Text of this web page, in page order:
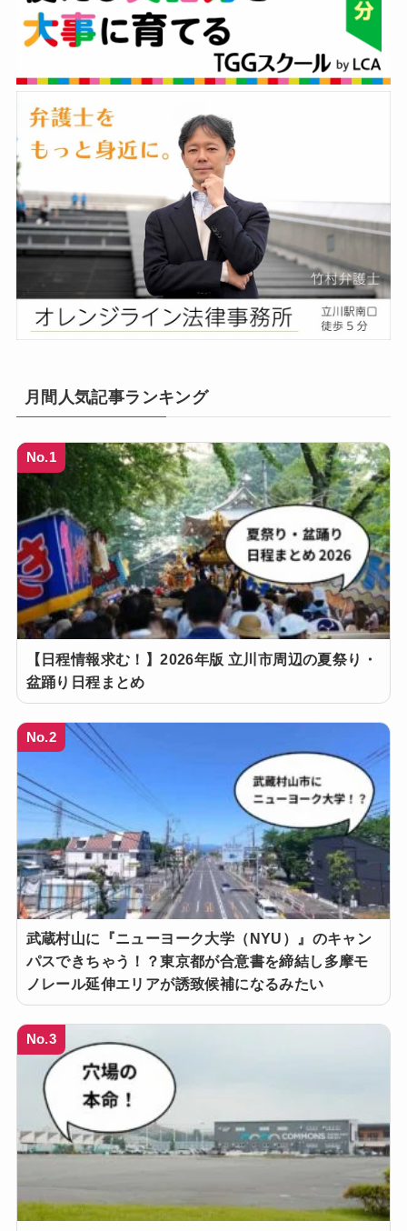
月間人気記事ランキング
No.1
【日程情報求む！】2026年版 立川市周辺の夏祭り・
盆踊り日程まとめ
No.2
武蔵村山に『ニューヨーク大学（NYU）』のキャン
パスできちゃう！？東京都が合意書を締結し多摩モ
ノレール延伸エリアが誘致候補になるみたい
No.3